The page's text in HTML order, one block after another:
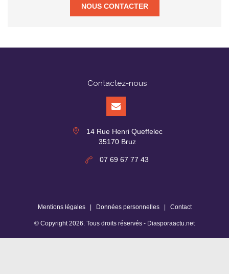
NOUS CONTACTER
Contactez-nous
14 Rue Henri Queffelec
35170 Bruz
07 69 67 77 43
Mentions légales| Données personnelles| Contact
© Copyright2026. Tous droits réservés - Diasporaactu.net